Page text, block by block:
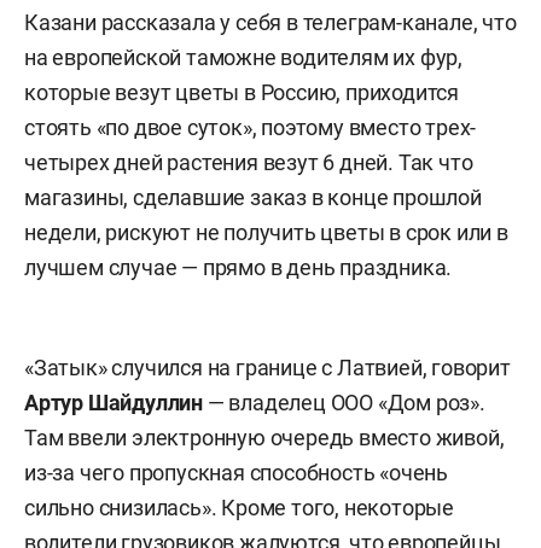
Казани рассказала у себя в телеграм-канале, что
на европейской таможне водителям их фур,
которые везут цветы в Россию, приходится
стоять «по двое суток», поэтому вместо трех-
четырех дней растения везут 6 дней. Так что
магазины, сделавшие заказ в конце прошлой
недели, рискуют не получить цветы в срок или в
лучшем случае — прямо в день праздника.
«Затык» случился на границе с Латвией, говорит
Артур Шайдуллин — владелец ООО «Дом роз».
Там ввели электронную очередь вместо живой,
из-за чего пропускная способность «очень
сильно снизилась». Кроме того, некоторые
водители грузовиков жалуются, что европейцы